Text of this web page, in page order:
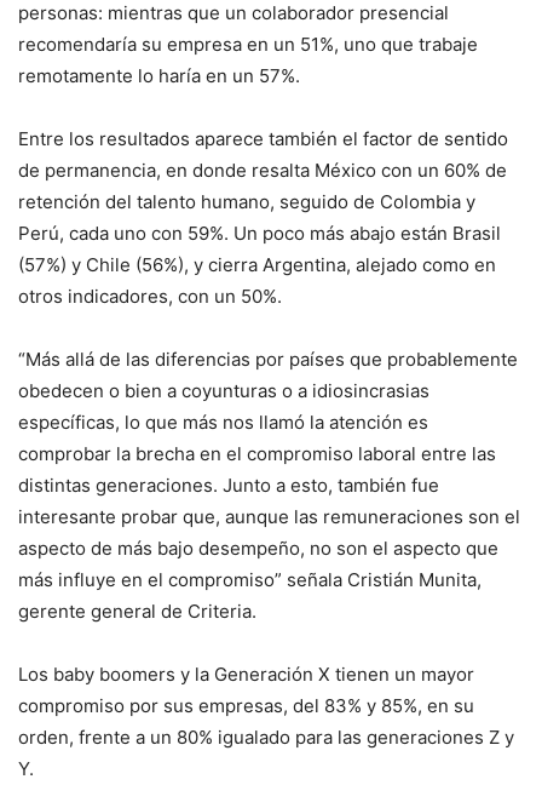
personas: mientras que un colaborador presencial
recomendaría su empresa en un 51%, uno que trabaje
remotamente lo haría en un 57%.
Entre los resultados aparece también el factor de sentido
de permanencia, en donde resalta México con un 60% de
retención del talento humano, seguido de Colombia y
Perú, cada uno con 59%. Un poco más abajo están Brasil
(57%) y Chile (56%), y cierra Argentina, alejado como en
otros indicadores, con un 50%.
“Más allá de las diferencias por países que probablemente
obedecen o bien a coyunturas o a idiosincrasias
específicas, lo que más nos llamó la atención es
comprobar la brecha en el compromiso laboral entre las
distintas generaciones. Junto a esto, también fue
interesante probar que, aunque las remuneraciones son el
aspecto de más bajo desempeño, no son el aspecto que
más influye en el compromiso” señala Cristián Munita,
gerente general de Criteria.
Los baby boomers y la Generación X tienen un mayor
compromiso por sus empresas, del 83% y 85%, en su
orden, frente a un 80% igualado para las generaciones Z y
Y.